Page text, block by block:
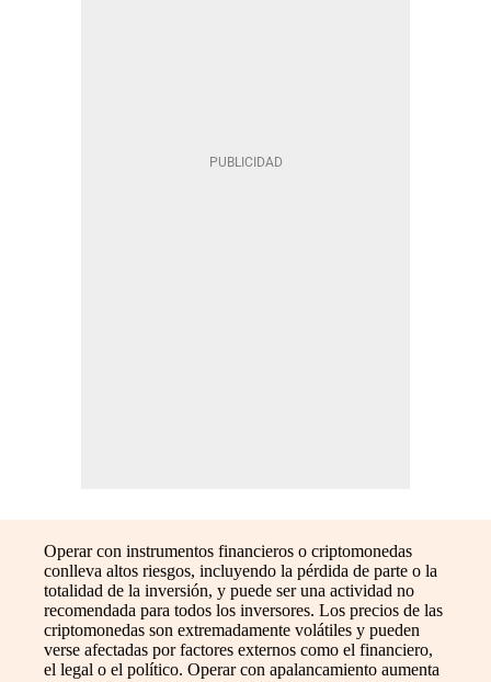
Operar con instrumentos financieros o criptomonedas
conlleva altos riesgos, incluyendo la pérdida de parte o la
totalidad de la inversión, y puede ser una actividad no
recomendada para todos los inversores. Los precios de las
criptomonedas son extremadamente volátiles y pueden
verse afectadas por factores externos como el financiero,
el legal o el político. Operar con apalancamiento aumenta